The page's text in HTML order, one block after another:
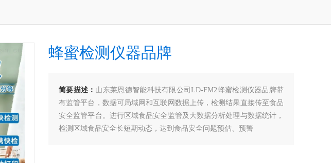
蜂蜜检测仪器品牌
简要描述： 山东莱恩德智能科技有限公司LD-FM2蜂蜜检测仪器品牌带
有监管平台，数据可局域网和互联网数据上传，检测结果直接传至食品
安全监管平台。进行区域食品安全监管及大数据分析处理与数据统计，
检测区域食品安全长短期动态，达到食品安全问题预估、预警